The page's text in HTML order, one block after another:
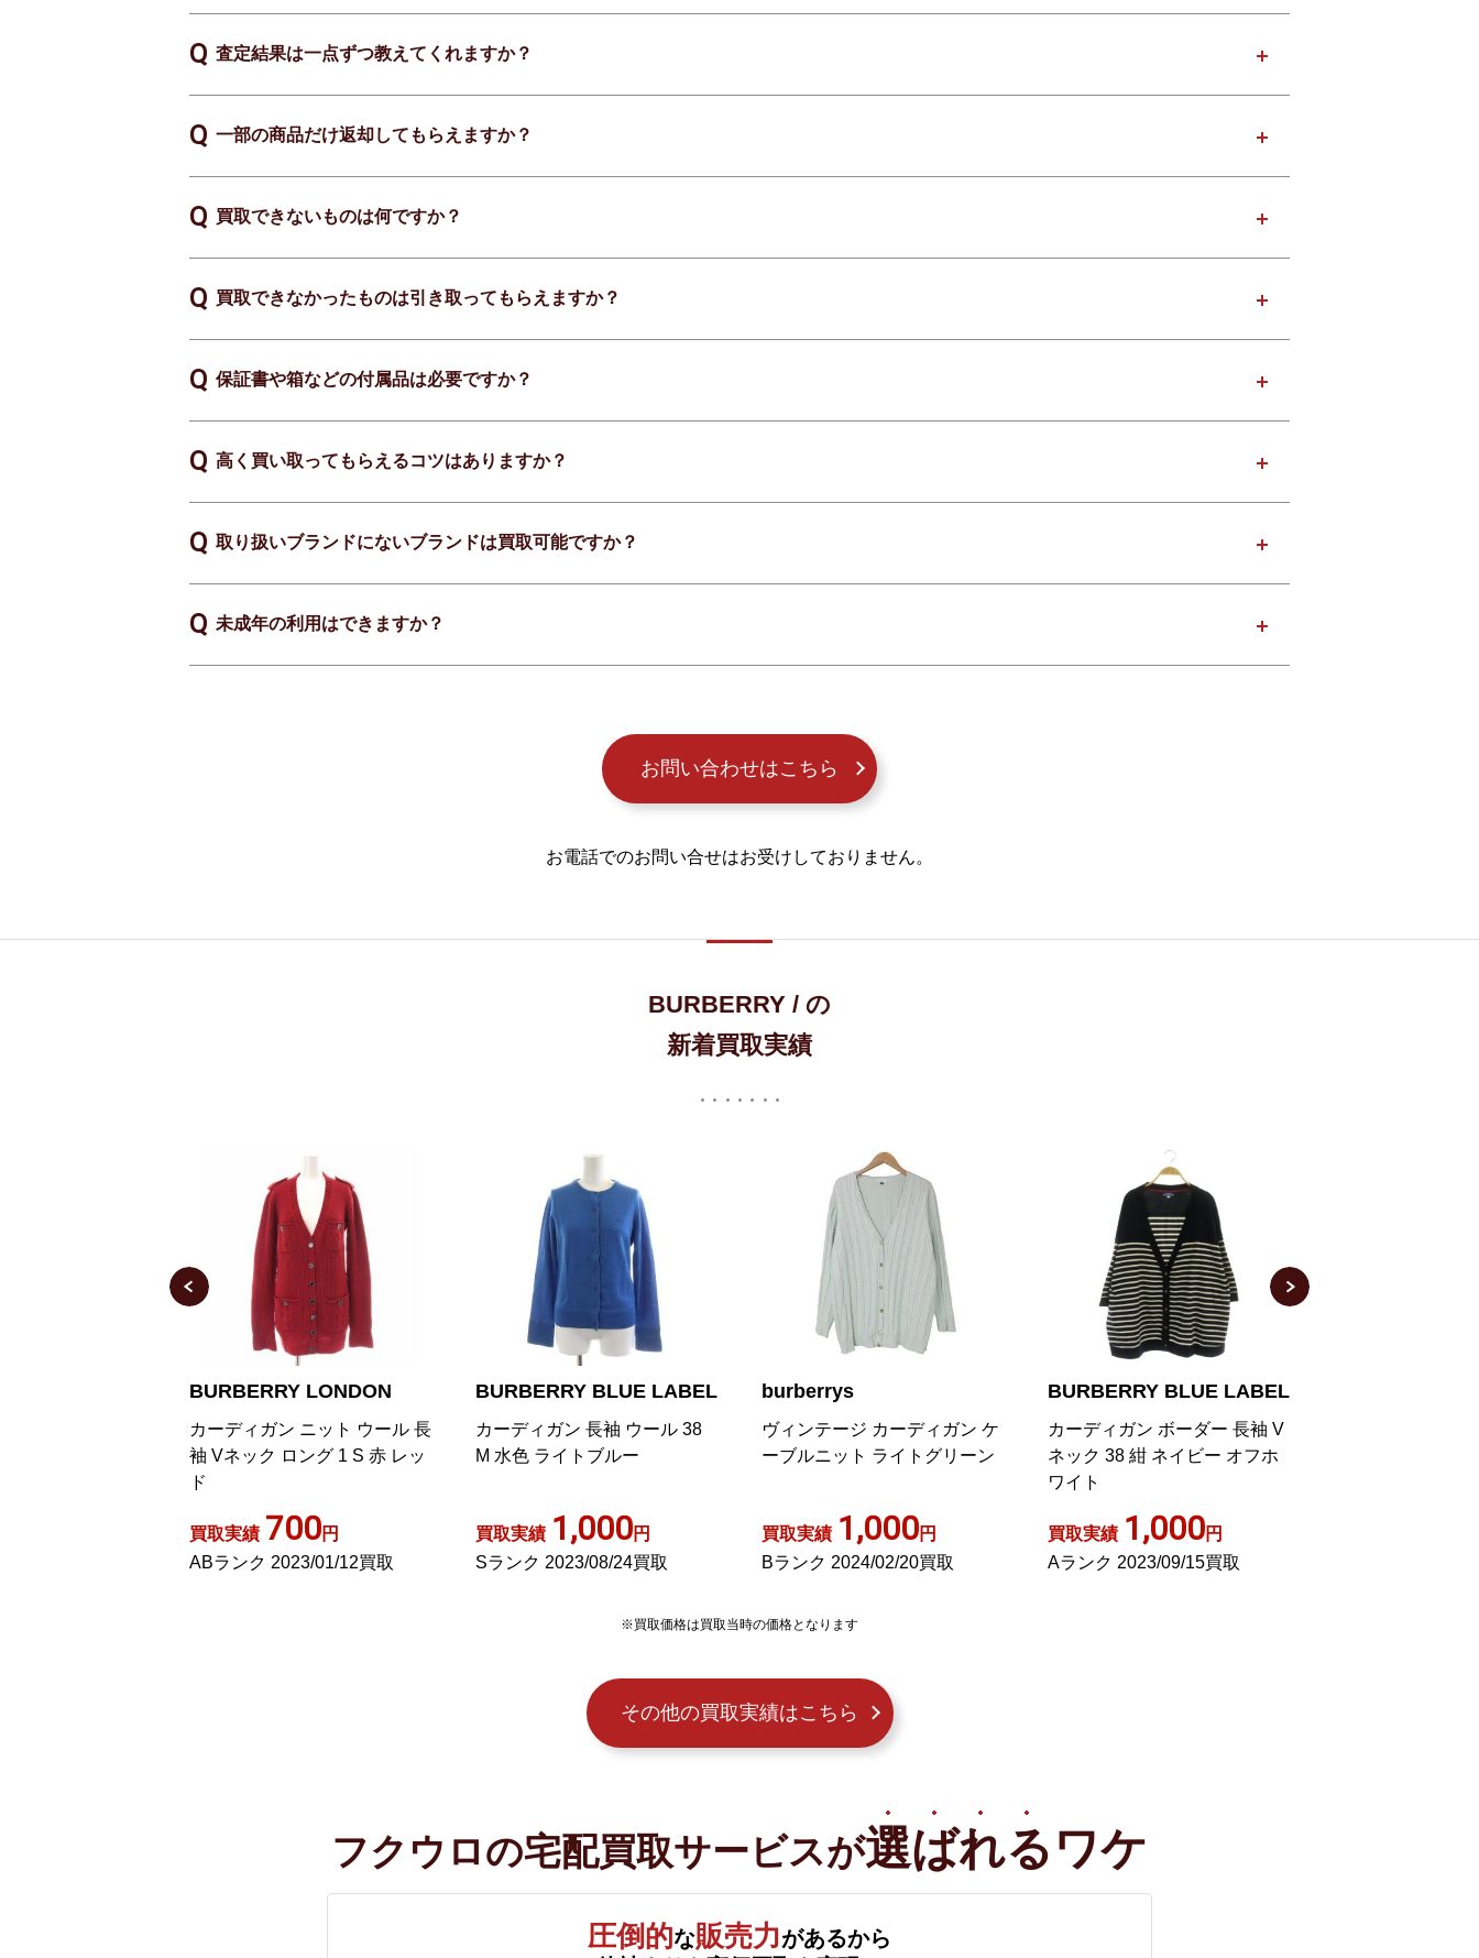
査定結果は一点ずつ教えてくれますか？
一部の商品だけ返却してもらえますか？
買取できないものは何ですか？
買取できなかったものは引き取ってもらえますか？
保証書や箱などの付属品は必要ですか？
高く買い取ってもらえるコツはありますか？
取り扱いブランドにないブランドは買取可能ですか？
未成年の利用はできますか？
お問い合わせはこちら
お電話でのお問い合せはお受けしておりません。
BURBERRY / の
新着買取実績
BURBERRY BLUE LABEL
カーディガン 長袖 ウール 38
M 水色 ライトブルー
買取実績 1,000
Sランク 2023/08/24買取
burberrys
ヴィンテージ カーディガン ケ
ーブルニット ライトグリーン
買取実績 1,000円
Bランク 2024/02/20買取
BURBERRY BLUE LABEL
カーディガン ボーダー 長袖 V
ネック 38 紺 ネイビー オフホ
買取実績 1,000円
Aランク 2023/09/15買取
BURBERRY LONDON
カーディガン ニット シルク混
カシミヤ混 クルーネック ライ
ン 長袖 薄手 2 パープル
買取実績 1,000円
Cランク 2022/02/28買取
※買取価格は買取当時の価格となります
その他の買取実績はこちら
フクウロの宅配買取サービスが選ばれるワケ
圧倒的な販売力があるから